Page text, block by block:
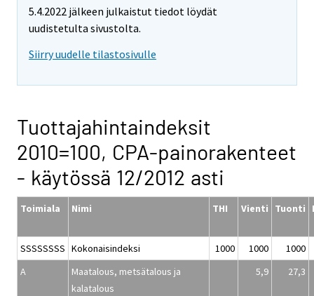
5.4.2022 jälkeen julkaistut tiedot löydät
uudistetulta sivustolta.
Siirry uudelle tilastosivulle
Tuottajahintaindeksit
2010=100, CPA-painorakenteet
- käytössä 12/2012 asti
Toimiala Nimi THI Vienti Tuonti
SSSSSSSS Kokonaisindeksi 1000 1000
1000
A
Maatalous, metsätalous ja
kalatalous
5,9 27,3